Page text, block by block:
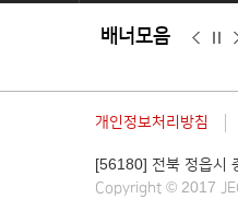
배너모음
개인정보처리방침
[56180] 전북 정읍시
Copyright © 2017